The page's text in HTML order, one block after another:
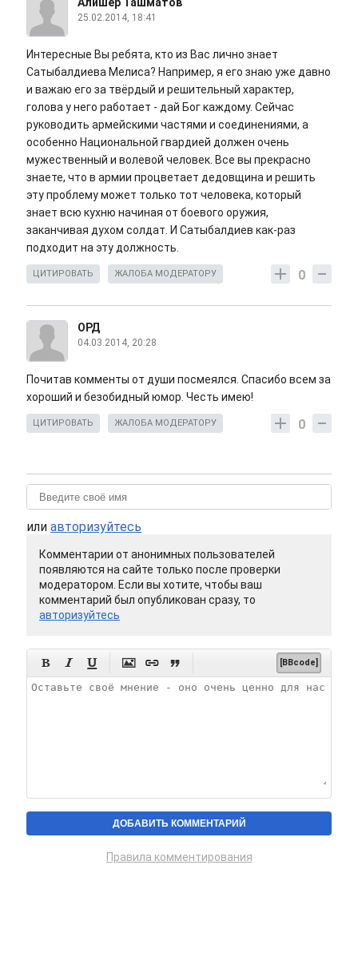
Алишер Ташматов
25.02.2014, 18:41
Интересные Вы ребята, кто из Вас лично знает
Сатыбалдиева Мелиса? Например, я его знаю уже давно
и важаю его за твёрдый и решительный характер,
голова у него работает - дай Бог каждому. Сейчас
руководить армейскими частями и соединениями, а
особенно Национальной гвардией должен очень
мужественный и волевой человек. Все вы прекрасно
знаете, что в армии процветает дедовщина и решить
эту проблему может только тот человека, который
знает всю кухню начиная от боевого оружия,
заканчивая духом солдат. И Сатыбалдиев как-раз
подходит на эту должность.
0
ЦИТИРОВАТЬ ЖАЛОБА МОДЕРАТОРУ
ОРД
04.03.2014, 20:28
Почитав комменты от души посмеялся. Спасибо всем за
хороший и безобидный юмор. Честь имею!
0
ЦИТИРОВАТЬ ЖАЛОБА МОДЕРАТОРУ
или авторизуйтесь
Комментарии от анонимных пользователей
появляются на сайте только после проверки
модератором. Если вы хотите, чтобы ваш
комментарий был опубликован сразу, то
авторизуйтесь
      [BBcode]
Правила комментирования